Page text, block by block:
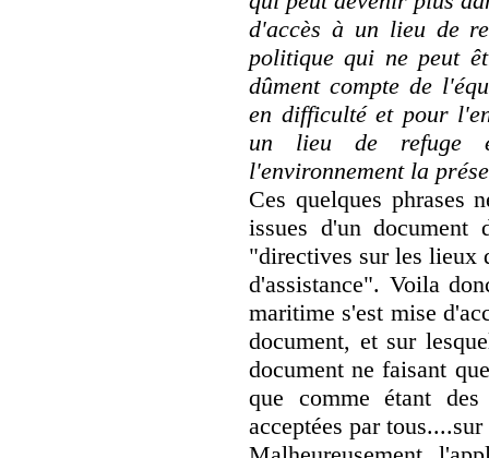
d'accès à un lieu de
politique qui ne peut
dûment compte de
en difficulté et pour
un lieu de refuge
l'environnement la
Ces quelques phrases
issues d'un
"directives sur les lieux
d'assistance". Voila
maritime s'est mise
document, et sur
document ne faisant
que comme étant
acceptées par